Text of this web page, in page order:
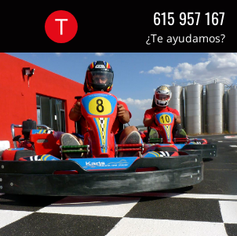
615 957 167
¿Te ayudamos?